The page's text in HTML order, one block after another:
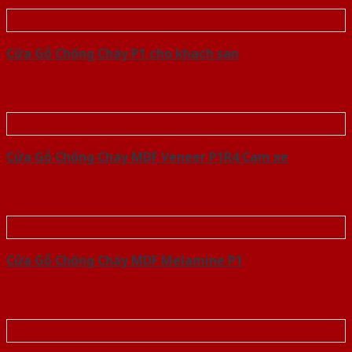
Cửa Gỗ Chống Cháy P1 cho khach san
Cửa Gỗ Chống Cháy MDF Veneer P1R4 Cam xe
Cửa Gỗ Chống Cháy MDF Melamine P1